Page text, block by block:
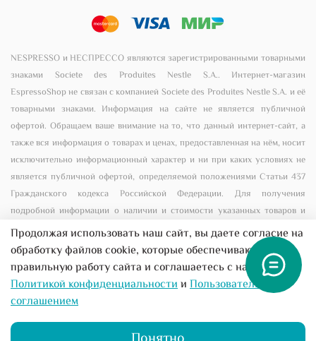
NESPRESSO и НЕСПРЕССО являются зарегистрированными товарными
знаками Societe des Produites Nestle S.A.. Интернет-магазин
EspressoShop не связан с компанией Societe des Produites Nestle S.A. и её
товарными знаками. Информация на сайте не является публичной
офертой. Обращаем ваше внимание на то, что данный интернет-сайт, а
также вся информация о товарах и ценах, предоставленная на нём, носит
исключительно информационный характер и ни при каких условиях не
является публичной офертой, определяемой положениями Статьи 437
Гражданского кодекса Российской Федерации. Для получения
подробной информации о наличии и стоимости указанных товаров и
(или) услуг, пожалуйста, обращайтесь к менеджеру сайта с помощью
специальной формы связи или по телефону +7 (495) 156-00-56
Все предложения на сайте не являются публичной
офертой
Продолжая использовать наш сайт, вы даете согласие на
обработку файлов cookie, которые обеспечивают
правильную работу сайта и соглашаетесь с нашей
Политикой конфиденциальностии Пользовательским
соглашением